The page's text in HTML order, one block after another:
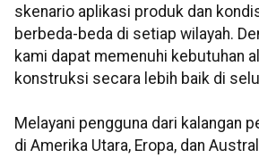
skenario aplikasi produk dan
berbeda-beda di setiap wilayah.
kami dapat memenuhi kebutuhan
konstruksi secara lebih baik di
Melayani pengguna dari kalangan
di Amerika Utara, Eropa, dan